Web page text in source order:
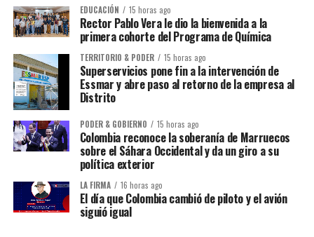
EDUCACIÓN 15 horas ago
Rector Pablo Vera le dio la bienvenida a la
primera cohorte del Programa de Química
TERRITORIO & PODER 15 horas ago
Superservicios pone fin a la intervención de
Essmar y abre paso al retorno de la empresa al
Distrito
PODER & GOBIERNO 15 horas ago
Colombia reconoce la soberanía de Marruecos
sobre el Sáhara Occidental y da un giro a su
política exterior
LA FIRMA 16 horas ago
El día que Colombia cambió de piloto y el avión
siguió igual